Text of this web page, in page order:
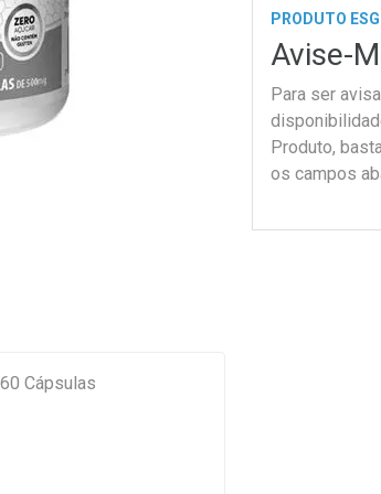
PRODUTO
Avise-
Para ser
Produto,
os campos
Cápsulas